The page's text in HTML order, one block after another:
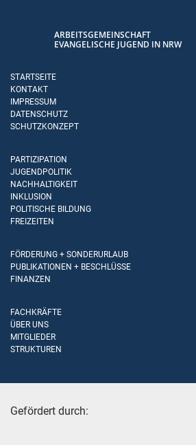
ARBEITSGEMEINSCHAFT
EVANGELISCHE JUGEND IN NRW
STARTSEITE
KONTAKT
IMPRESSUM
DATENSCHUTZ
SCHUTZKONZEPT
PARTIZIPATION
JUGENDPOLITIK
NACHHALTIGKEIT
INKLUSION
POLITISCHE BILDUNG
FREIZEITEN
FÖRDERUNG + SONDERURLAUB
PUBLIKATIONEN + BESCHLÜSSE
FINANZEN
FACHKRÄFTE
ÜBER UNS
MITGLIEDER
STRUKTUREN
Gefördert durch: